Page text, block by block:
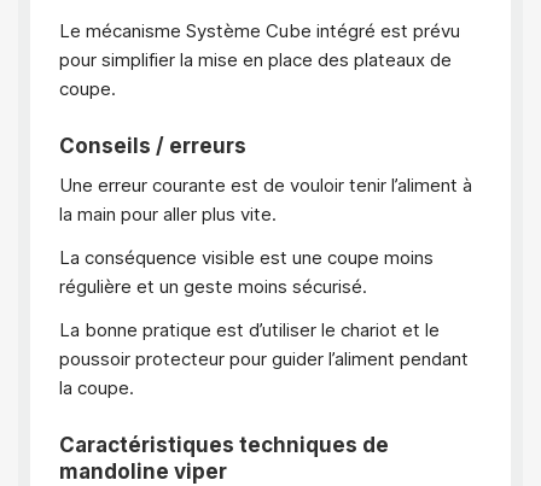
Le mécanisme Système Cube intégré est prévu
pour simplifier la mise en place des plateaux de
coupe.
Conseils / erreurs
Une erreur courante est de vouloir tenir l’aliment à
la main pour aller plus vite.
La conséquence visible est une coupe moins
régulière et un geste moins sécurisé.
La bonne pratique est d’utiliser le chariot et le
poussoir protecteur pour guider l’aliment pendant
la coupe.
Caractéristiques techniques de
mandoline viper